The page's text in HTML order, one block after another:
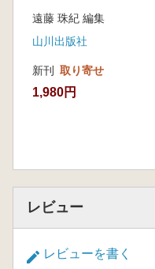
遠藤 珠紀 編集
山川出版社
新刊 取り寄せ
1,980円
レビュー
レビューを書く